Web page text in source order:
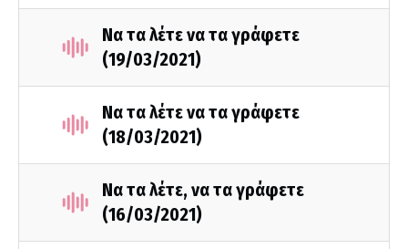
Να τα λέτε να τα γράφετε
(19/03/2021)
Να τα λέτε να τα γράφετε
(18/03/2021)
Να τα λέτε, να τα γράφετε
(16/03/2021)